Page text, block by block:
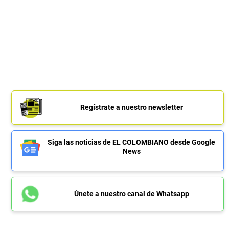
Regístrate a nuestro newsletter
Siga las noticias de EL COLOMBIANO desde Google
News
Únete a nuestro canal de Whatsapp